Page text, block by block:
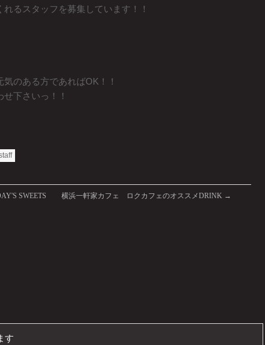
るスタッフを募集しています！！
のある方であればOK！！
下さいっ！！
SWEETS 横浜一軒家カフェ ロクカフェのオススメDRINK →
す